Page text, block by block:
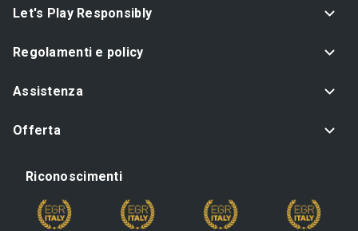
Let's Play Responsibly
Regolamenti e policy
Assistenza
Offerta
Riconoscimenti